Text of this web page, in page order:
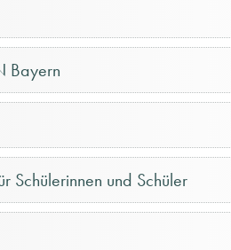
Bayern
Schülerinnen und Schüler